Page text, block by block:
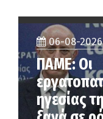
06-08-2026
ΠΑΜΕ: Οι
ηγεσίας